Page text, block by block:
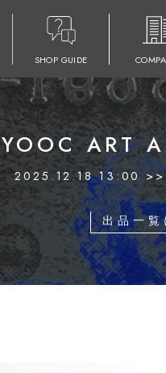
SHOP GUIDE
YOOC ART
2025.12.18 13:00
出品一